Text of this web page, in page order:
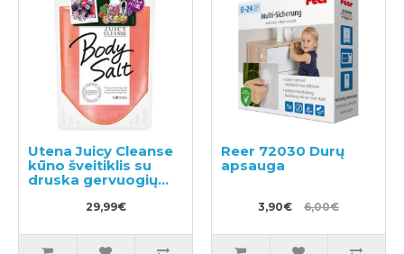
Utena Juicy Cleanse
kūno šveitiklis su
druska gervuogių
29,99€
Reer 72030 Durų
apsauga
3,90€ 6,00€